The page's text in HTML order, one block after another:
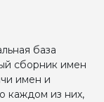
база
сборник имен
имен и
каждом из них,